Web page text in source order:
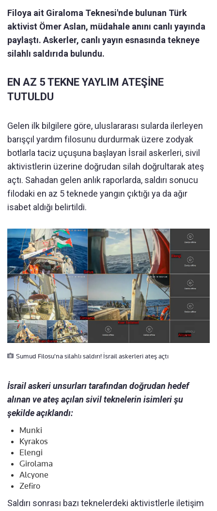
Filoya ait Giraloma Teknesi'nde bulunan Türk
aktivist Ömer Aslan, müdahale anını canlı yayında
paylaştı. Askerler, canlı yayın esnasında tekneye
silahlı saldırıda bulundu.
EN AZ 5 TEKNE YAYLIM ATEŞİNE
TUTULDU
Gelen ilk bilgilere göre, uluslararası sularda ilerleyen
barışçıl yardım filosunu durdurmak üzere zodyak
botlarla taciz uçuşuna başlayan İsrail askerleri, sivil
aktivistlerin üzerine doğrudan silah doğrultarak ateş
açtı. Sahadan gelen anlık raporlarda, saldırı sonucu
filodaki en az 5 teknede yangın çıktığı ya da ağır
isabet aldığı belirtildi.
Sumud Filosu'na silahlı saldırı! İsrail askerleri ateş açtı
İsrail askeri unsurları tarafından doğrudan hedef
alınan ve ateş açılan sivil teknelerin isimleri şu
şekilde açıklandı:
Munki
Kyrakos
Elengi
Girolama
Alcyone
Zefiro
Saldırı sonrası bazı teknelerdeki aktivistlerle iletişim